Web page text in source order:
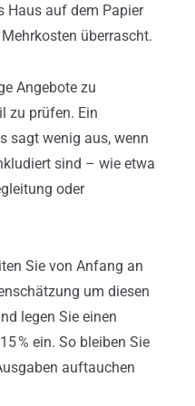
Haus auf dem Papier
überrascht.
Angebote zu
zu prüfen. Ein
sagt wenig aus, wenn
sind – wie etwa
oder
Sie von Anfang an
um diesen
legen Sie einen
% ein. So bleiben Sie
auftauchen